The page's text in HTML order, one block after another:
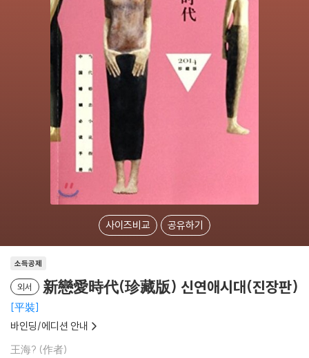
사이즈비교 공유하기
소득공제
외서 新戀愛時代(珍藏版) 신연애시대(진장판)
平裝
바인딩/에디션 안내
王海? (作者)